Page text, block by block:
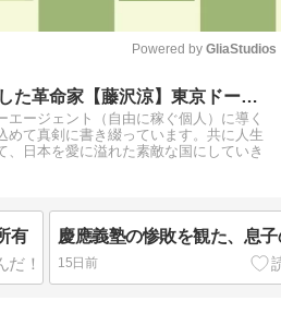
Mute
Powered by GliaStudios
電通を脱藩した革命家【藤沢涼】東京ドーム5万人で祝杯を！
エージェント（自由に稼ぐ個人）に導く
めて真剣に書き綴っています。共に人生
、日本を愛に溢れた素敵な国にしていき
有 慶應義塾の惨敗を観た、息
15日前